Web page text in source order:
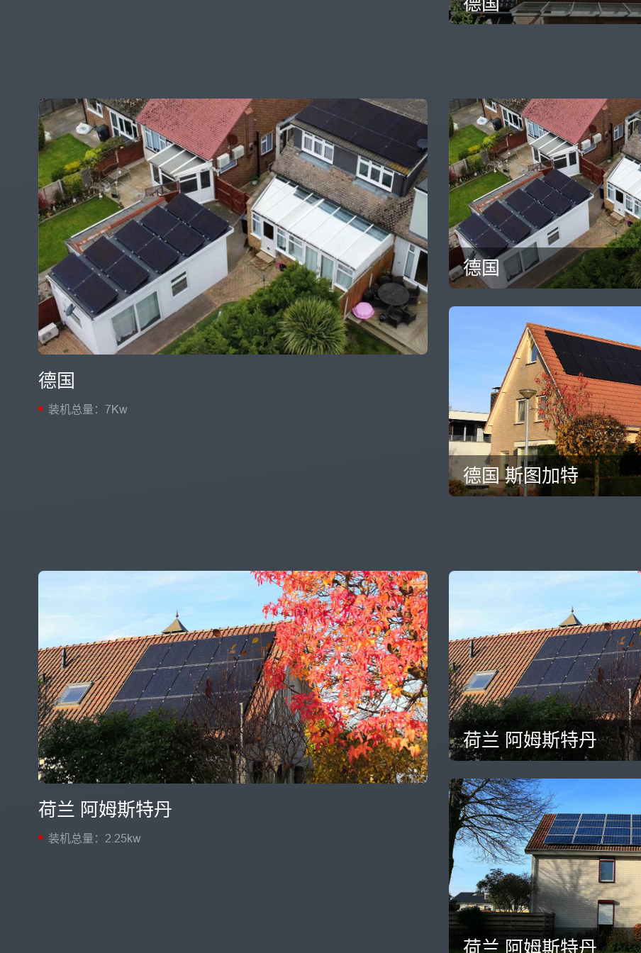
德国
装机总量：7Kw
德国
德国 斯图加特
荷兰 阿姆斯特丹
装机总量：2.25kw
荷兰 阿姆斯特丹
荷兰 阿姆斯特丹